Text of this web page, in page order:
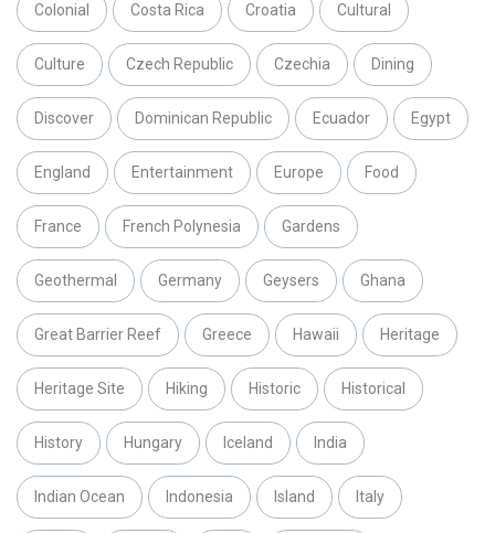
Colonial Costa Rica Croatia Cultural
Culture Czech Republic Czechia Dining
Discover Dominican Republic Ecuador Egypt
England Entertainment Europe Food
France French Polynesia Gardens
Geothermal Germany Geysers Ghana
Great Barrier Reef Greece Hawaii Heritage
Heritage Site Hiking Historic Historical
History Hungary Iceland India
Indian Ocean Indonesia Island Italy